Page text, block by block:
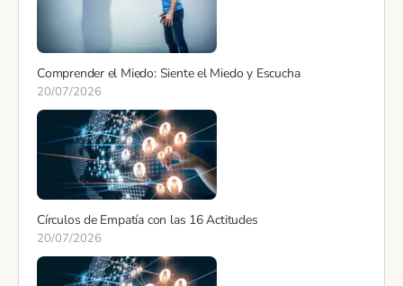
Comprender el Miedo: Siente el Miedo y Escucha
20/07/2026
Círculos de Empatía con las 16 Actitudes
20/07/2026